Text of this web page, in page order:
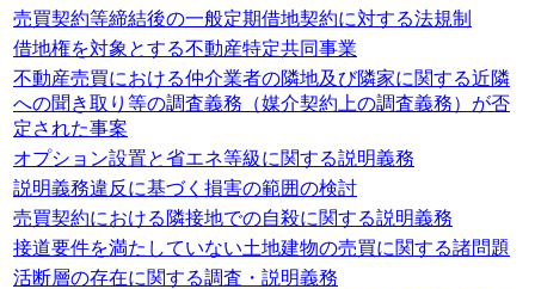
売買契約等締結後の一般定期借地契約に対する法規制
借地権を対象とする不動産特定共同事業
不動産売買における仲介業者の隣地及び隣家に関する近隣
への聞き取り等の調査義務（媒介契約上の調査義務）が否
定された事案
オプション設置と省エネ等級に関する説明義務
説明義務違反に基づく損害の範囲の検討
売買契約における隣接地での自殺に関する説明義務
接道要件を満たしていない土地建物の売買に関する諸問題
活断層の存在に関する調査・説明義務